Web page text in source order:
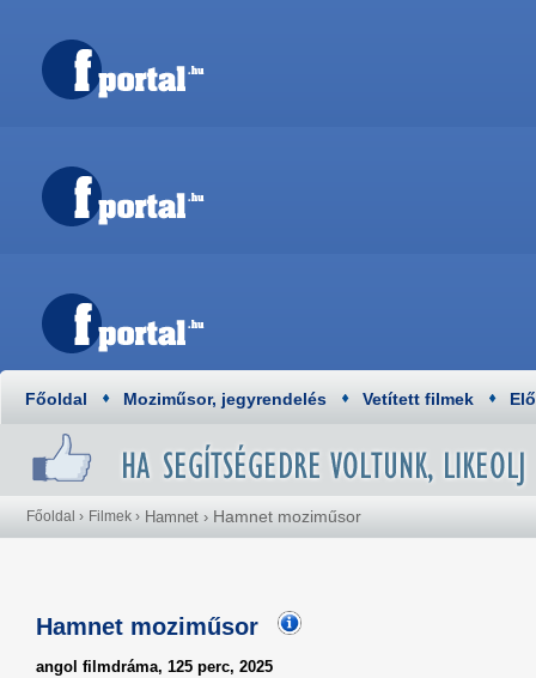
Főoldal Moziműsor, jegyrendelés Vetített filmek
Főoldal › Filmek › Hamnet › Hamnet moziműsor
Hamnet moziműsor
angol filmdráma, 125 perc, 2025